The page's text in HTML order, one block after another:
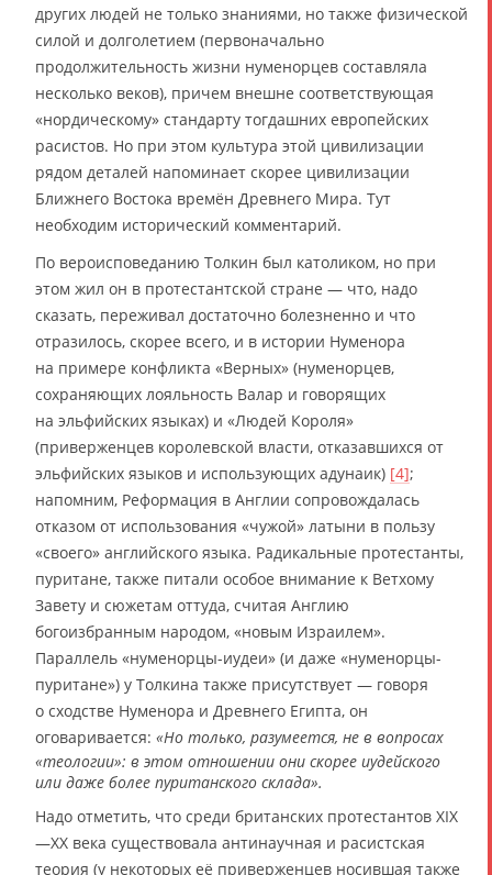
других людей не только знаниями, но также физической
силой и долголетием (первоначально
продолжительность жизни нуменорцев составляла
несколько веков), причем внешне соответствующая
«нордическому» стандарту тогдашних европейских
расистов. Но при этом культура этой цивилизации
рядом деталей напоминает скорее цивилизации
Ближнего Востока времён Древнего Мира. Тут
необходим исторический комментарий.
По вероисповеданию Толкин был католиком, но при
этом жил он в протестантской стране — что, надо
сказать, переживал достаточно болезненно и что
отразилось, скорее всего, и в истории Нуменора
на примере конфликта «Верных» (нуменорцев,
сохраняющих лояльность Валар и говорящих
на эльфийских языках) и «Людей Короля»
(приверженцев королевской власти, отказавшихся от
эльфийских языков и использующих адунаик) [4];
напомним, Реформация в Англии сопровождалась
отказом от использования «чужой» латыни в пользу
«своего» английского языка. Радикальные протестанты,
пуритане, также питали особое внимание к Ветхому
Завету и сюжетам оттуда, считая Англию
богоизбранным народом, «новым Израилем».
Параллель «нуменорцы-иудеи» (и даже «нуменорцы-
пуритане») у Толкина также присутствует — говоря
о сходстве Нуменора и Древнего Египта, он
оговаривается: «Но только, разумеется, не в вопросах
«теологии»: в этом отношении они скорее иудейского
или даже более пуританского склада».
Надо отметить, что среди британских протестантов XIX
—XX века существовала антинаучная и расистская
теория (у некоторых её приверженцев носившая также